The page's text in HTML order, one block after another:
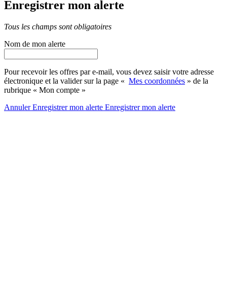
Enregistrer mon alerte
Tous les champs sont obligatoires
Nom de mon alerte
Pour recevoir les offres par e-mail, vous devez saisir votre adresse
électronique et la valider sur la page « Mes coordonnées » de la
rubrique « Mon compte »
AnnulerEnregistrer mon alerte Enregistrermon alerte